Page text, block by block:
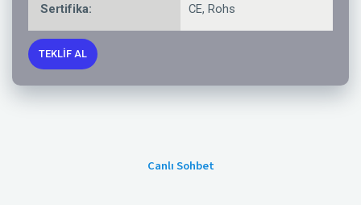
Sertifika: CE, Rohs
TEKLIF AL
Canlı Sohbet